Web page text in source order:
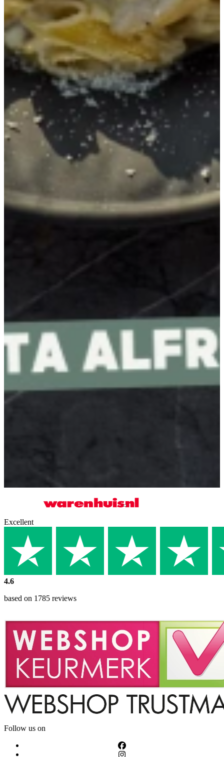
Gepocheerde perziken in Chardonnay met
mascarpone
chique, maar verrassend eenvoudig! De chardonnay maakt de
perziken extra aromatisch.
Ingrediënten
4-6 rijpe perziken
300 ml chardonnay
1 vanillestokje (of 1 theelepel extract)
2-3 eetlepels honing
Schil van een halve citroen (dunne reepjes of rasp)
250 gram mascarpone
Laat de perziken zachtjes pocheren in de chardonnay,
vanille, honing en citroen tot ze glanzen en zacht zijn.
Welke chardonnay gebruik je om mee te
inspiratie tot je nemen of misschien eens wat advies? In onze
doen, je vindt hier bovendien alle keukentrends en keukenstijlen!
Keukenwarenhuis.nl
… daar moet je geweest zijn! Benieuwd naar de
mogelijkheden in jouw keuken? Maak dan
alvast een
vrijblijvende afspraak.
Gerelateerde artikelen
Terug naar overzicht
Excellent
4.6
based on 1785 reviews
Follow us on